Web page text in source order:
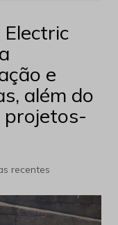
Electric
e
além do
projetos-
recentes